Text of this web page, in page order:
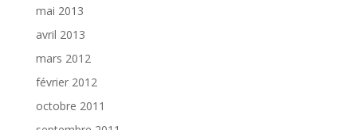
mai 2013
avril 2013
mars 2012
février 2012
octobre 2011